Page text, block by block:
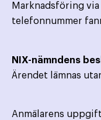
Marknadsföring
telefonnummer
NIX-nämndens
Ärendet lämnas
Anmälarens